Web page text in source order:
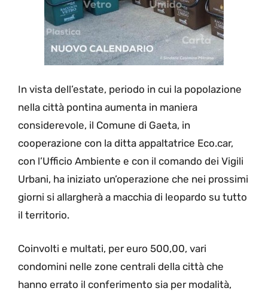
In vista dell’estate, periodo in cui la popolazione
nella città pontina aumenta in maniera
considerevole, il Comune di Gaeta, in
cooperazione con la ditta appaltatrice Eco.car,
con l’Ufficio Ambiente e con il comando dei Vigili
Urbani, ha iniziato un’operazione che nei prossimi
giorni si allargherà a macchia di leopardo su tutto
il territorio.
Coinvolti e multati, per euro 500,00, vari
condomini nelle zone centrali della città che
hanno errato il conferimento sia per modalità,